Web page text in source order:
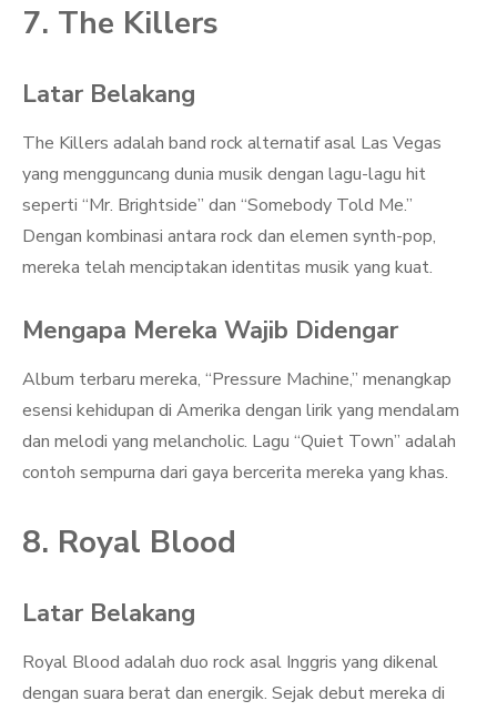
7. The Killers
Latar Belakang
The Killers adalah band rock alternatif asal Las Vegas
yang mengguncang dunia musik dengan lagu-lagu hit
seperti “Mr. Brightside” dan “Somebody Told Me.”
Dengan kombinasi antara rock dan elemen synth-pop,
mereka telah menciptakan identitas musik yang kuat.
Mengapa Mereka Wajib Didengar
Album terbaru mereka, “Pressure Machine,” menangkap
esensi kehidupan di Amerika dengan lirik yang mendalam
dan melodi yang melancholic. Lagu “Quiet Town” adalah
contoh sempurna dari gaya bercerita mereka yang khas.
8. Royal Blood
Latar Belakang
Royal Blood adalah duo rock asal Inggris yang dikenal
dengan suara berat dan energik. Sejak debut mereka di